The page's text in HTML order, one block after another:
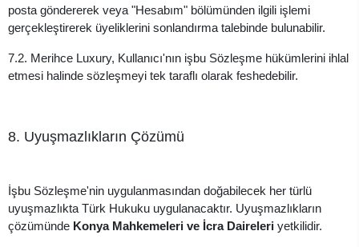
posta göndererek veya "Hesabım" bölümünden ilgili işlemi
gerçekleştirerek üyeliklerini sonlandırma talebinde bulunabilir.
7.2. Merihce Luxury, Kullanıcı'nın işbu Sözleşme hükümlerini ihlal
etmesi halinde sözleşmeyi tek taraflı olarak feshedebilir.
8. Uyuşmazlıkların Çözümü
İşbu Sözleşme'nin uygulanmasından doğabilecek her türlü
uyuşmazlıkta Türk Hukuku uygulanacaktır. Uyuşmazlıkların
çözümünde Konya Mahkemeleri ve İcra Daireleri yetkilidir.